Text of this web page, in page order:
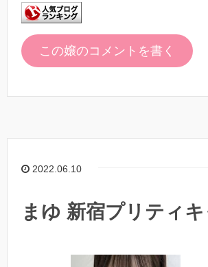
この嬢のコメントを書く
2022.06.10
まゆ 新宿プリティ